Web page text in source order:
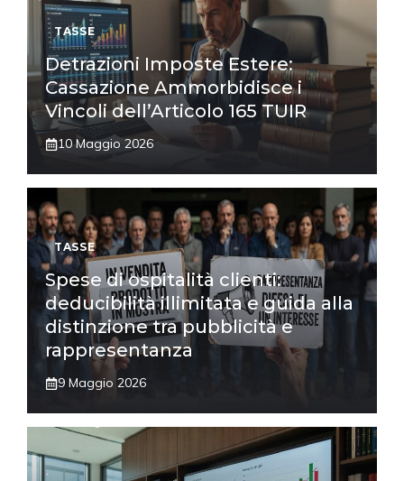
TASSE
Detrazioni Imposte Estere:
Cassazione Ammorbidisce i
Vincoli dell’Articolo 165 TUIR
10 Maggio 2026
TASSE
Spese di ospitalità clienti:
deducibilità illimitata e guida alla
distinzione tra pubblicità e
rappresentanza
9 Maggio 2026